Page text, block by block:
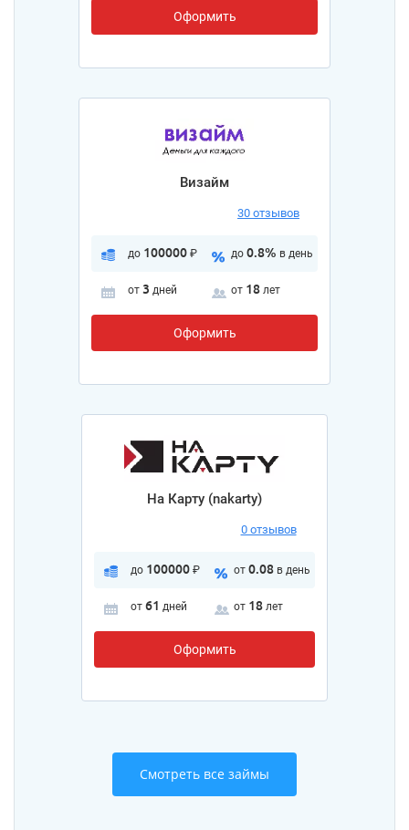
Оформить
Визайм
30 отзывов
до 100000 ₽ до 0.8% в день
от 3 дней от 18 лет
Оформить
На Карту (nakarty)
0 отзывов
до 100000 ₽ от 0.08 в день
от 61 дней от 18 лет
Оформить
Смотреть все займы